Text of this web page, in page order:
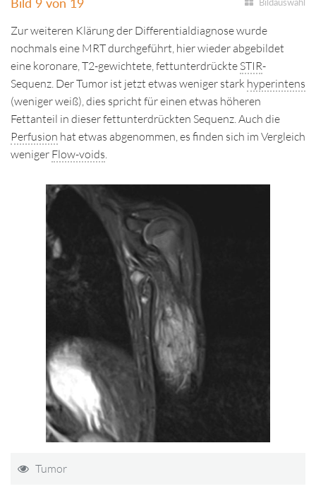
Zur weiteren Klärung der Differentialdiagnose wurde
nochmals eine MRT durchgeführt, hier wieder abgebildet
eine koronare, T2-gewichtete, fettunterdrückte STIR-
Sequenz. Der Tumor ist jetzt etwas weniger stark hyperintens
(weniger weiß), dies spricht für einen etwas höheren
Fettanteil in dieser fettunterdrückten Sequenz. Auch die
Perfusion hat etwas abgenommen, es finden sich im Vergleich
weniger Flow-voids.
Tumor